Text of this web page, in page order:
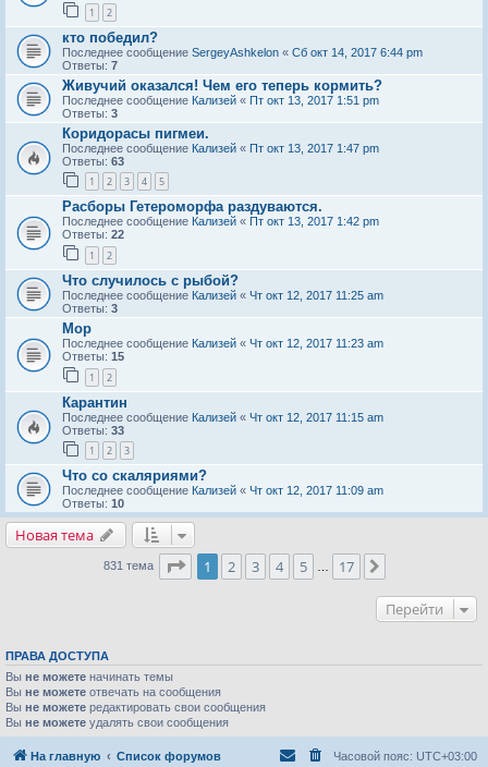
1 2
кто победил?
Последнее сообщение SergeyAshkelon « Сб окт 14, 2017 6:44 pm
Ответы: 7
Живучий оказался! Чем его теперь кормить?
Последнее сообщение Кализей « Пт окт 13, 2017 1:51 pm
Ответы: 3
Коридорасы пигмеи.
Последнее сообщение Кализей « Пт окт 13, 2017 1:47 pm
Ответы: 63
1 2 3 4 5
Расборы Гетероморфа раздуваются.
Последнее сообщение Кализей « Пт окт 13, 2017 1:42 pm
Ответы: 22
1 2
Что случилось с рыбой?
Последнее сообщение Кализей « Чт окт 12, 2017 11:25 am
Ответы: 3
Мор
Последнее сообщение Кализей « Чт окт 12, 2017 11:23 am
Ответы: 15
1 2
Карантин
Последнее сообщение Кализей « Чт окт 12, 2017 11:15 am
Ответы: 33
1 2 3
Что со скаляриями?
Последнее сообщение Кализей « Чт окт 12, 2017 11:09 am
Ответы: 10
Новая тема
831 тема Страница1 из
1 2 3 4 5 … 17
Перейти
ПРАВА ДОСТУПА
Вы не можете начинать темы
Вы не можете отвечать на сообщения
Вы не можете редактировать свои сообщения
Вы не можете удалять свои сообщения
На главную Список форумов Часовой пояс: UTC+03:00